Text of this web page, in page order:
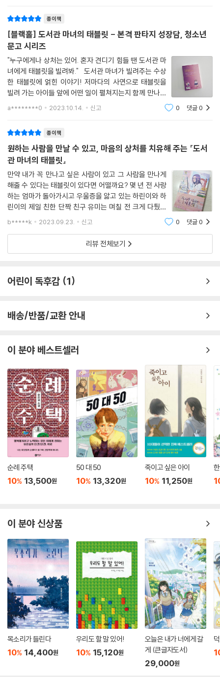
교에서 겪고 있는 상황에 어떻게 대처하는 게 좋을지도 깨달아간다.
ㆍ 너를 부르는 시간
학교 짱인 나래는 오늘도 헉헉 숨을 몰아쉬며 누군가를 쫓아 옥상까지 올
라온다. 나래가 절박하게 잡으려는 사람은 박유진이다. 유진은 ‘애플’ 멤버
중 한 사람이자 친한 친구다. 애플의 다른 멤버인 상미와 동희도 뒤따라 달
려온다. 하지만, 나래는 오늘도 유진을 놓치고, 유진은 그대로 투신해버리
나래, 상미, 동희는 마녀에게 태블릿을 빌린 뒤, 매일 이런 일을 반복하고
있다. 정해진 시간, 5시 45분만 되면 어떻게 해서든 목숨을 끊으려는 유진
과 그런 유진을 말리려는 세 친구. 이들 사이에는 어떤 일이 있었던 걸까?
학도 마녀의 태블릿으로, 나는 누구를 불러낼까?
누구에게나 견디기 어려운 상처가 있다. 또, 놓치고 나서야 절실해지는 순
간이 있다. 나와 한 공간에서 만날 가능성이 전혀 없거나, 영영 이별하게 된
누군가를 다시 만난다면, 그 시간은 내 인생에서 어떤 의미가 될까? 가령,
이별을 하고도 절대 떠나보내지 못할 사람이 있다면, 그 마음은 태블릿의
마법으로도 해결할 수 없을 것이다. 다시 만날 용기가 있다는 것만으로도
까.
이미 마음이 통한 것일 수 있다. 학도 마녀는 태블릿을 빌려주면서 이렇게
기들을 보며, 내 마음은 어디에서 힘을 얻을 수 있는지 잘 검색해보자.
종이책
[블랙홀] 도서관 마녀의 태블릿 - 본격 판타지 성장담, 청소년
문고 시리즈
"누구에게나 상처는 있어. 혼자 견디기 힘들 땐 도서관 마
녀에게 태블릿을 빌려봐." 도서관 마녀가 빌려주는 수상
한 태블릿에 얽힌 이야기! 저마다의 사연으로 태블릿을
빌려 가는 아이들 앞에 어떤 일이 펼쳐지는지 함께 만나보
a********0 2023.10.14. 신고 0 댓글0
종이책
원하는 사람을 만날 수 있고, 마음의 상처를 치유해 주는 『도서
관 마녀의 태블릿』
만약 내가 꼭 만나고 싶은 사람이 있고 그 사람을 만나게
해줄 수 있다는 태블릿이 있다면 어떨까요? 몇 년 전 사랑
하는 엄마가 돌아가시고 우울증을 앓고 있는 하린이와 하
린이의 제일 친한 단짝 친구 유미는 며칠 전 크게 다퉜습
니다. 평소에 우울증 약을 먹지 않으면 감정을 컨트롤하
였죠. 그런 둘 사이에게도 큰
b*****k 2023.09.23. 신고 0 댓글0
리뷰 전체보기
어린이 독후감 1
배송/반품/교환 안내
이 분야 베스트셀러
순례 주택
10% 13,500원
50 대 50
10% 13,320원
죽이고 싶은 아이
10% 11,250원
이 분야 신상품
목소리가 들린다
10% 14,400원
우리도 할 말 있어!
10% 15,120원
오늘은 내가 너에게 갈
게 (큰글자도서)
29,000원